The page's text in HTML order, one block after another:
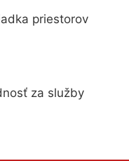
priestorov
za služby